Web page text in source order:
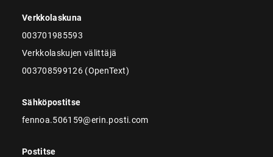
Verkkolaskuna
003701985593
Verkkolaskujen välittäjä
003708599126 (OpenText)
Sähköpostitse
fennoa.506159@erin.posti.com
Postitse